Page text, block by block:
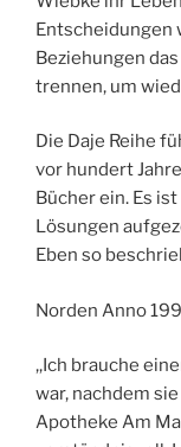
Entscheidungen
Beziehungen
trennen, um
Die Daje Reihe
vor hundert
Bücher ein. Es
Lösungen
Eben so
Norden Anno
,,Ich brauche
war, nachdem
Apotheke Am